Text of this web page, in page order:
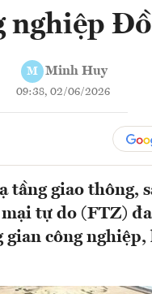
nghiệp
M Minh Huy
09:38, 02/06/2026
tầng giao thông,
tự do (FTZ)
công